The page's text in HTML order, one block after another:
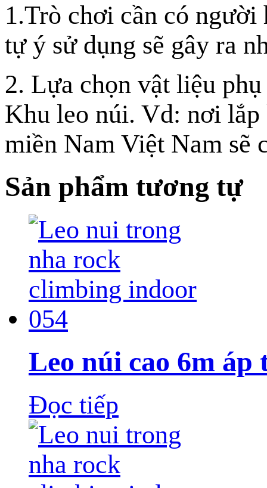
1.Trò chơi cần có
tự ý sử dụng sẽ gây ra
2. Lựa chọn vật liệu
Khu leo núi. Vd: nơi lắp
miền Nam Việt Nam sẽ
Sản phẩm tương tự
Leo núi cao 6m
Đọc tiếp